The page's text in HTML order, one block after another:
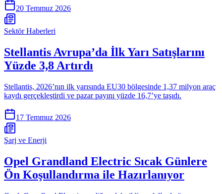
20 Temmuz 2026
Sektör Haberleri
Stellantis Avrupa’da İlk Yarı Satışlarını
Yüzde 3,8 Artırdı
Stellantis, 2026’nın ilk yarısında EU30 bölgesinde 1,37 milyon araç
kaydı gerçekleştirdi ve pazar payını yüzde 16,7’ye taşıdı.
17 Temmuz 2026
Şarj ve Enerji
Opel Grandland Electric Sıcak Günlere
Ön Koşullandırma ile Hazırlanıyor